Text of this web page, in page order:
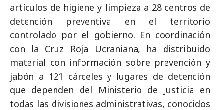
artículos de higiene y limpieza a 28 centros de
detención preventiva en el territorio
controlado por el gobierno. En coordinación
con la Cruz Roja Ucraniana, ha distribuido
material con información sobre prevención y
jabón a 121 cárceles y lugares de detención
que dependen del Ministerio de Justicia en
todas las divisiones administrativas, conocidos